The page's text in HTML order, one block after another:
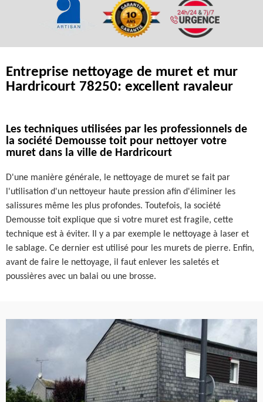
Entreprise nettoyage de muret et mur
Hardricourt 78250: excellent ravaleur
Les techniques utilisées par les professionnels de
la société Demousse toit pour nettoyer votre
muret dans la ville de Hardricourt
D'une manière générale, le nettoyage de muret se fait par
l'utilisation d'un nettoyeur haute pression afin d'éliminer les
salissures même les plus profondes. Toutefois, la société
Demousse toit explique que si votre muret est fragile, cette
technique est à éviter. Il y a par exemple le nettoyage à laser et
le sablage. Ce dernier est utilisé pour les murets de pierre. Enfin,
avant de faire le nettoyage, il faut enlever les saletés et
poussières avec un balai ou une brosse.